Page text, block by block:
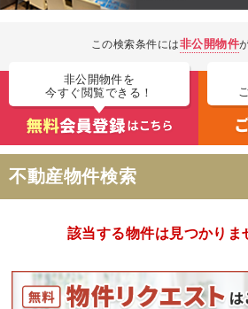
この検索条件には非公開物件
非公開物件を
今すぐ閲覧できる！
不動産物件検索
該当する物件は見つかりま